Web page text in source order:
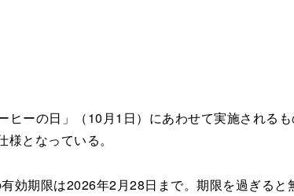
ーの日」（10月1日）にあわせて実施される
となっている。
期限は2026年2月28日まで。期限を過ぎる